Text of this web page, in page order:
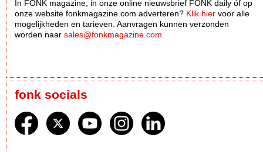
In FONK magazine, in onze online nieuwsbrief FONK daily óf op
onze website fonkmagazine.com adverteren? Klik hier voor alle
mogelijkheden en tarieven. Aanvragen kunnen verzonden
worden naar sales@fonkmagazine.com
fonk socials